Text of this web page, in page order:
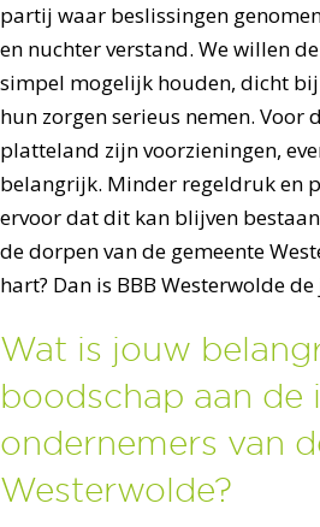
partij waar beslissingen
en nuchter verstand. We willen
simpel mogelijk houden, dicht
hun zorgen serieus nemen. Voor
platteland zijn voorzieningen,
belangrijk. Minder regeldruk en
ervoor dat dit kan blijven
de dorpen van de gemeente
hart? Dan is BBB Westerwolde
Wat is jouw
boodschap aan de
ondernemers van
Westerwolde?